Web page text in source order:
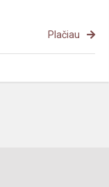
Plačiau